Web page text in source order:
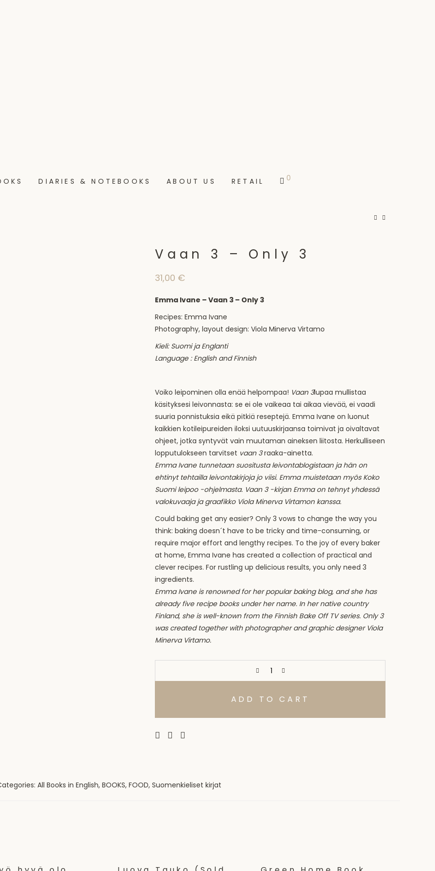
DIARIES & NOTEBOOKS ABOUT US RETAIL 0
Vaan 3 – Only 3
31,00 €
Emma Ivane – Vaan 3 – Only 3
Recipes: Emma Ivane
Photography, layout design: Viola Minerva Virtamo
Kieli: Suomi ja Englanti
Language : English and Finnish
Voiko leipominen olla enää helpompaa! Vaan 3lupaa mullistaa
käsityksesi leivonnasta: se ei ole vaikeaa tai aikaa vievää, ei vaadi
suuria ponnistuksia eikä pitkiä reseptejä. Emma Ivane on luonut
kaikkien kotileipureiden iloksi uutuuskirjaansa toimivat ja oivaltavat
ohjeet, jotka syntyvät vain muutaman aineksen liitosta. Herkulliseen
lopputulokseen tarvitset vaan 3raaka-ainetta.
Emma Ivane tunnetaan suositusta leivontablogistaan ja hän on
ehtinyt tehtailla leivontakirjoja jo viisi. Emma muistetaan myös Koko
Suomi leipoo -ohjelmasta. Vaan 3 -kirjan Emma on tehnyt yhdessä
valokuvaaja ja graafikko Viola Minerva Virtamon kanssa.
Could baking get any easier? Only 3 vows to change the way you
think: baking doesn´t have to be tricky and time-consuming, or
require major effort and lengthy recipes. To the joy of every baker
at home, Emma Ivane has created a collection of practical and
clever recipes. For rustling up delicious results, you only need 3
ingredients.
Emma Ivane is renowned for her popular baking blog, and she has
already five recipe books under her name. In her native country
Finland, she is well-known from the Finnish Bake Off TV series. Only 3
was created together with photographer and graphic designer Viola
Minerva Virtamo.
ADD TO CART
All Books in English, BOOKS, FOOD, Suomenkieliset kirjat